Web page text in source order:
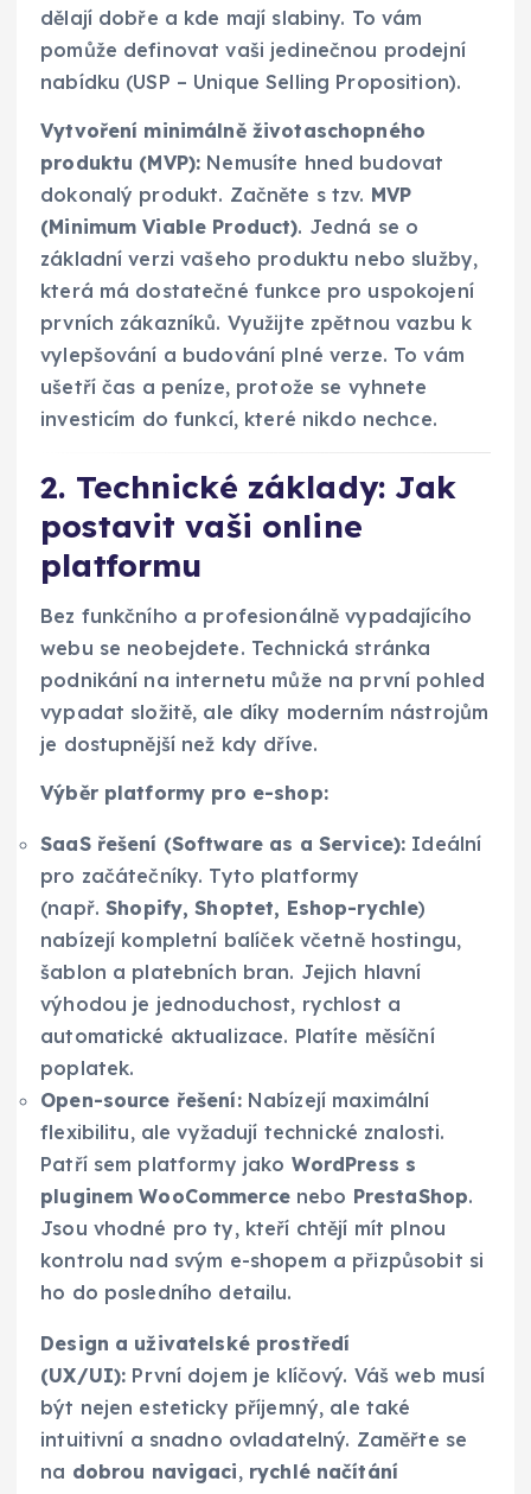
dělají dobře a kde mají slabiny. To vám
pomůže definovat vaši jedinečnou prodejní
nabídku (USP – Unique Selling Proposition).
Vytvoření minimálně životaschopného
produktu (MVP): Nemusíte hned budovat
dokonalý produkt. Začněte s tzv. MVP
(Minimum Viable Product). Jedná se o
základní verzi vašeho produktu nebo služby,
která má dostatečné funkce pro uspokojení
prvních zákazníků. Využijte zpětnou vazbu k
vylepšování a budování plné verze. To vám
ušetří čas a peníze, protože se vyhnete
investicím do funkcí, které nikdo nechce.
2. Technické základy: Jak
postavit vaši online
platformu
Bez funkčního a profesionálně vypadajícího
webu se neobejdete. Technická stránka
podnikání na internetu může na první pohled
vypadat složitě, ale díky moderním nástrojům
je dostupnější než kdy dříve.
Výběr platformy pro e-shop:
SaaS řešení (Software as a Service): Ideální
pro začátečníky. Tyto platformy
(např.Shopify, Shoptet, Eshop-rychle)
nabízejí kompletní balíček včetně hostingu,
šablon a platebních bran. Jejich hlavní
výhodou je jednoduchost, rychlost a
automatické aktualizace. Platíte měsíční
poplatek.
Open-source řešení:Nabízejí maximální
flexibilitu, ale vyžadují technické znalosti.
Patří sem platformy jako WordPress s
pluginem WooCommercenebo PrestaShop.
Jsou vhodné pro ty, kteří chtějí mít plnou
kontrolu nad svým e-shopem a přizpůsobit si
ho do posledního detailu.
Design a uživatelské prostředí
(UX/UI): První dojem je klíčový. Váš web musí
být nejen esteticky příjemný, ale také
intuitivní a snadno ovladatelný. Zaměřte se
na dobrou navigaci, rychlé načítání